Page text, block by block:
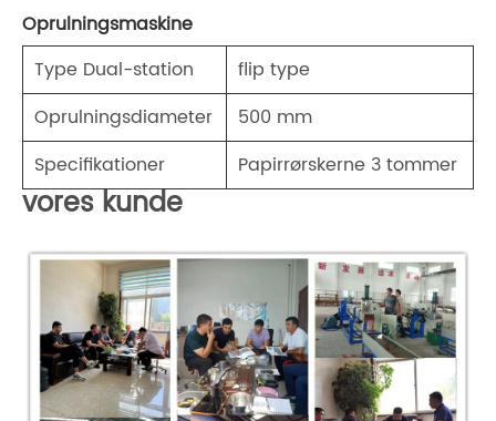
Oprulningsmaskine
Type Dual-station
flip type
Oprulningsdiameter
500 mm
Specifikationer
Papirrørskerne 3 tommer
vores kunde